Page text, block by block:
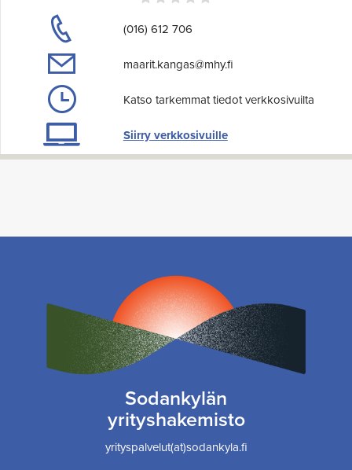
(016) 612 706
maarit.kangas@mhy.fi
Katso tarkemmat tiedot verkkosivuilta
Siirry verkkosivuille
Sodankylän
yrityshakemisto
yrityspalvelut(at)sodankyla.fi